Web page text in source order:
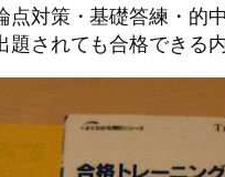
対策・基礎答練・的
題されても合格できる